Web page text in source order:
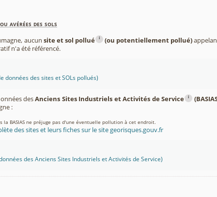
avérées des sols
aucun site et sol pollué i (ou potentiellement pollué)
n'a été référencé.
données des sites et SOLs pollués)
desAnciens Sites Industriels et Activités de Service i
:
BASIAS ne préjuge pas d'une éventuelle pollution à cet endroit.
des sites et leurs fiches sur le site georisques.gouv.fr
des Anciens Sites Industriels et Activités de Service)